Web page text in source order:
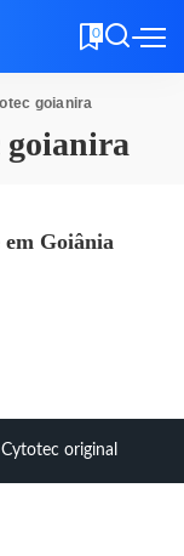
0
goianira
goianira
Goiânia
original